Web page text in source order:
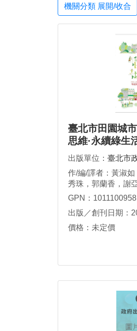
機關分類 展開/收合
臺北市田園城
思維·永續綠生
出版單位： 臺北市
作/編/譯者：黃淑
秀珠，郭蘭香，謝
許欣喬，楊証閔
GPN：1011100958
出版／創刊日期：
價格：未定價